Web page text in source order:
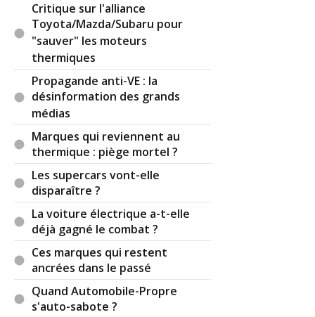
Critique sur l'alliance
Toyota/Mazda/Subaru pour
"sauver" les moteurs
thermiques
Propagande anti-VE : la
désinformation des grands
médias
Marques qui reviennent au
thermique : piège mortel ?
Les supercars vont-elle
disparaître ?
La voiture électrique a-t-elle
déjà gagné le combat ?
Ces marques qui restent
ancrées dans le passé
Quand Automobile-Propre
s'auto-sabote ?